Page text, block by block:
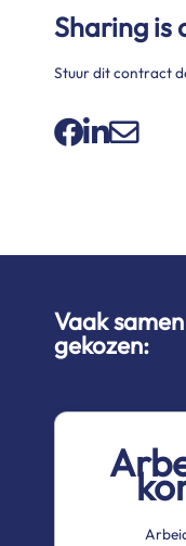
Sharing is
Stuur dit contract
Vaak
gekozen: